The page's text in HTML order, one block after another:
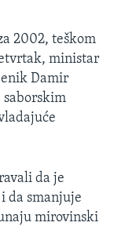
2002, teškom
ministar
Damir
saborskim
da je
da smanjuje
mirovinski